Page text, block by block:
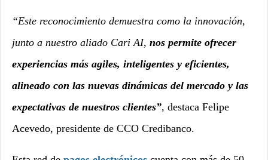
“Este reconocimiento demuestra como la innovación,
junto a nuestro aliado Cari AI, nos permite ofrecer
experiencias más agiles, inteligentes y eficientes,
alineado con las nuevas dinámicas del mercado y las
expectativas de nuestros clientes”, destaca Felipe
Acevedo, presidente de CCO Credibanco.